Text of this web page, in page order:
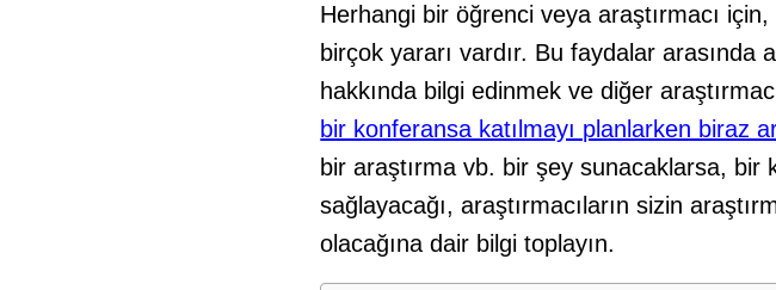
Herhangi bir öğrenci veya araştırmacı
birçok yararı vardır. Bu faydalar arasında
hakkında bilgi edinmek ve diğer
bir konferansa katılmayı planlarken biraz
bir araştırma vb. bir şey sunacaklarsa, bir
sağlayacağı, araştırmacıların sizin
olacağına dair bilgi toplayın.